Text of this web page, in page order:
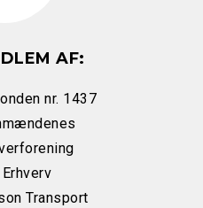
AF:
nr. 1437
Transport